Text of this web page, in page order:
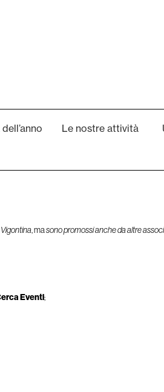
Le nostre attività
, masono promossi anche da altre
Eventi;